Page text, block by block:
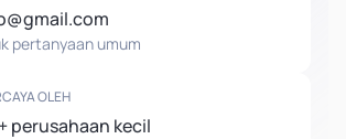
pertanyaan umum
OLEH
perusahaan kecil